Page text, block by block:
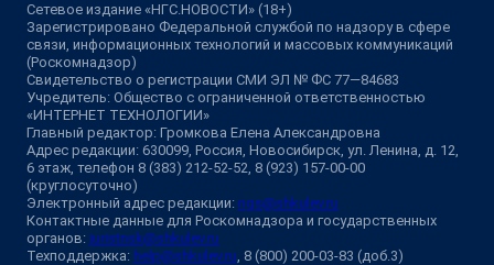
Сетевое издание «НГС.НОВОСТИ» (18+)
Зарегистрировано Федеральной службой по надзору в сфере
связи, информационных технологий и массовых коммуникаций
(Роскомнадзор)
Свидетельство о регистрации СМИ ЭЛ № ФС 77—84683
Учредитель: Общество с ограниченной ответственностью
«ИНТЕРНЕТ ТЕХНОЛОГИИ»
Главный редактор: Громкова Елена Александровна
Адрес редакции: 630099, Россия, Новосибирск, ул. Ленина, д. 12,
6 этаж, телефон 8 (383) 212-52-52, 8 (923) 157-00-00
(круглосуточно)
Электронный адрес редакции: ngs@shkulev.ru
Контактные данные для Роскомнадзора и государственных
органов: juristnsk@shkulev.ru
Техподдержка: help@shkulev.ru, 8 (800) 200-03-83 (доб.3)